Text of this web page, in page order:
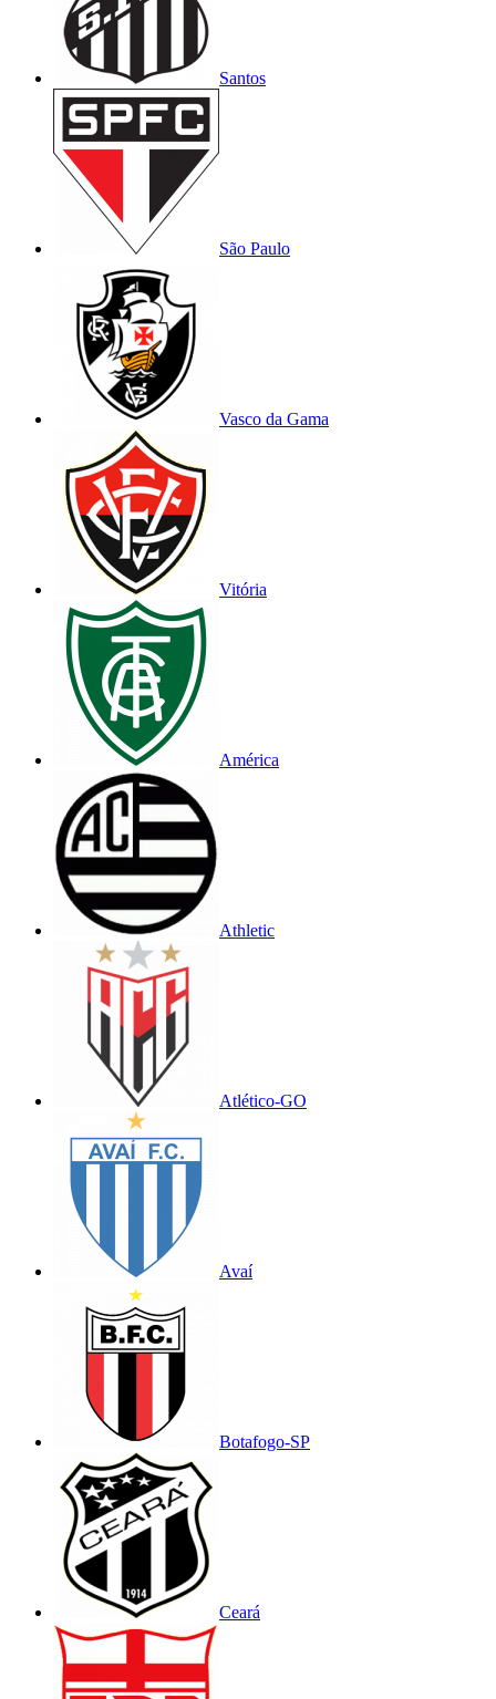
Santos
São Paulo
Vasco da Gama
Vitória
América
Athletic
Atlético-GO
Avaí
Botafogo-SP
Ceará